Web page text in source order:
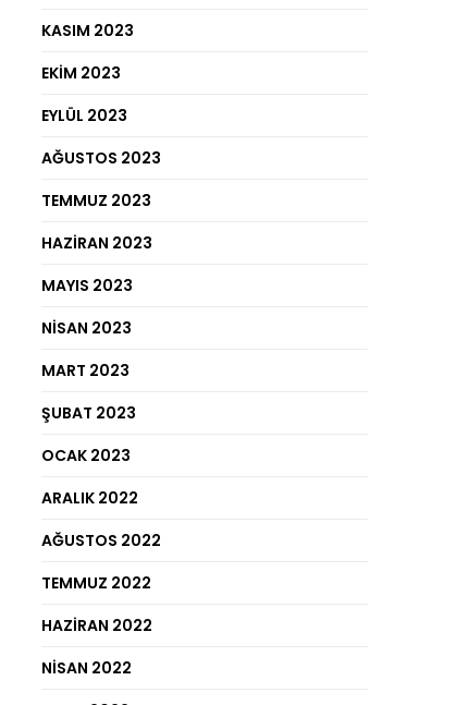
KASIM 2023
EKIM 2023
EYLÜL 2023
AĞUSTOS 2023
TEMMUZ 2023
HAZIRAN 2023
MAYIS 2023
NISAN 2023
MART 2023
ŞUBAT 2023
OCAK 2023
ARALIK 2022
AĞUSTOS 2022
TEMMUZ 2022
HAZIRAN 2022
NISAN 2022